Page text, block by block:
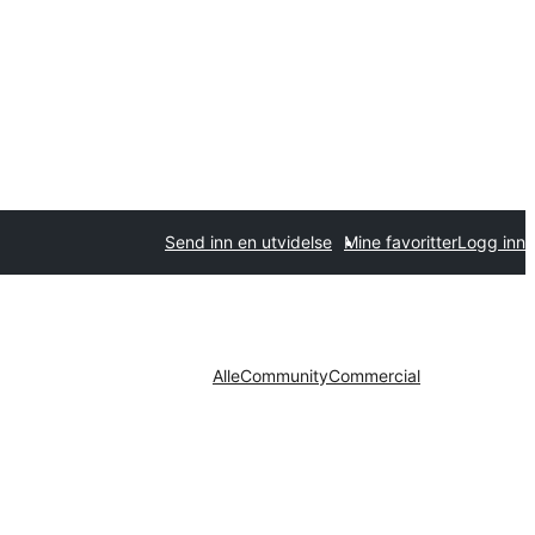
Send inn en utvidelse Mine favoritterLogg inn
AlleCommunityCommercial